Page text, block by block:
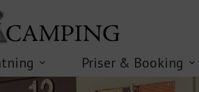
Priser & Booking